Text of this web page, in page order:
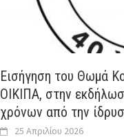
Εισήγηση του Θωμά
ΟΙΚΙΠΑ, στην
χρόνων από την
25 Απριλίου 2026